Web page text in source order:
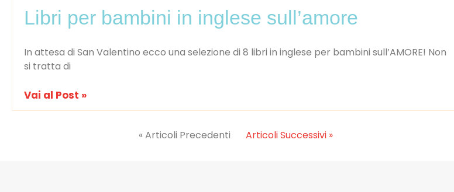
Libri per bambini in inglese sull’amore
In attesa di San Valentino ecco una selezione di 8 libri in inglese per bambini sull’AMORE! Non
si tratta di
Vai al Post »
« Articoli Precedenti Articoli Successivi »